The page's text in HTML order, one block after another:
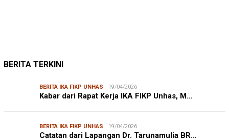
BERITA TERKINI
BERITA IKA FIKP UNHAS 19/04/2026
Kabar dari Rapat Kerja IKA FIKP Unhas, M…
BERITA IKA FIKP UNHAS 19/04/2026
Catatan dari Lapangan Dr. Tarunamulia BR…